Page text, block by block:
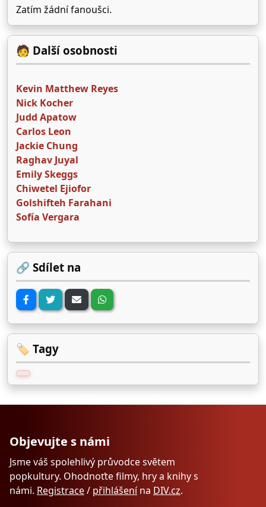
Zatím žádní fanoušci.
🧑 Další osobnosti
Kevin Matthew Reyes
Nick Kocher
Judd Apatow
Carlos Leon
Jackie Chung
Raghav Juyal
Emily Skeggs
Chiwetel Ejiofor
Golshifteh Farahani
Sofía Vergara
🔗 Sdílet na
🏷️ Tagy
Objevujte s námi
Jsme váš spolehlivý průvodce světem
popkultury. Ohodnoťte filmy, hry a knihy s
námi. Registrace/ přihlášenína DIV.cz.